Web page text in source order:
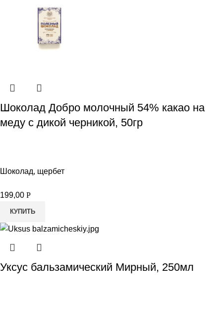
Шоколад Добро молочный 54% какао на
меду с дикой черникой, 50гр
Шоколад, щербет
199,00 Р
КУПИТЬ
Уксус бальзамический Мирный, 250мл